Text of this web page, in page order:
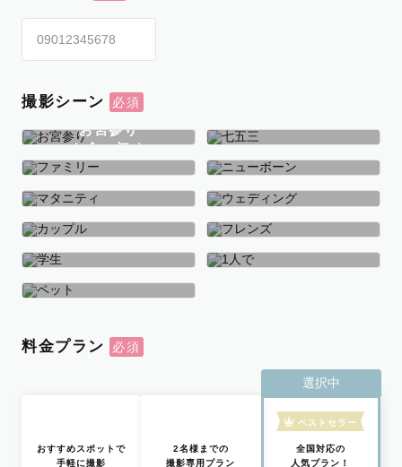
撮影シーン
お宮参り
お食い初め
七五三
ファミリー ニューボーン
マタニティ ウェディング
カップル フレンズ
学生
料金プラン
おすすめスポットで
手軽に撮影
2名様までの
撮影専用プラン
選択中
ベストセラー
全国対応の
人気プラン！